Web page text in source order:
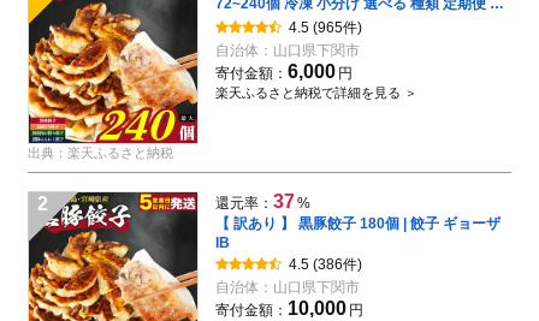
出典：楽天ふるさと納税
児島県 宮崎県 黒豚餃子 にんにく ニンニク ぎ
ょうざ ギョーザ 豚肉 鶏肉 家族 子ども 弁当
中華 惣菜 大容量 人気 ランキング 美味しい お
いしい 焼き餃子 揚げ餃子 訳あり 山口県 下関
市
4.5 (965件)
自治体： 山口県下関市
寄付金額： 6,000 円
楽天ふるさと納税で詳細を見る ＞
2 還元率： 37%
【 訳あり 】 黒豚餃子 180個 | 餃子 ギョーザ
IB
4.5 (386件)
自治体： 山口県下関市
寄付金額： 10,000 円